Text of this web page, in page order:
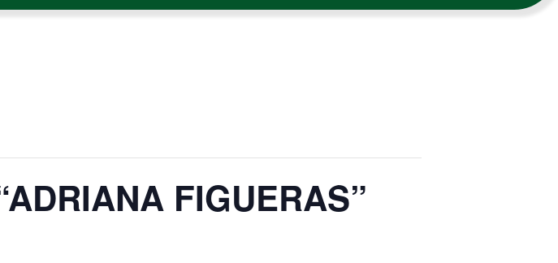
FIGUERAS”